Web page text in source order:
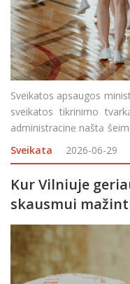
Sveikatos apsaugos
sveikatos tikrinimo
administracinę naštą
ir aiškiau atskirti,
sporto medicinos
Sveikata 2026-06-29
Kur Vilniuje
skausmui